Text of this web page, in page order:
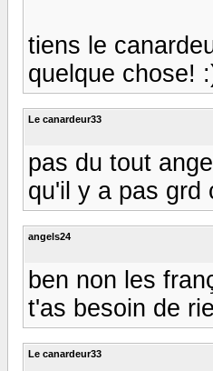
tiens le
quelque chose!
Le canardeur33
pas du tout
qu'il y a pas grd
angels24
ben non les
t'as besoin de
Le canardeur33